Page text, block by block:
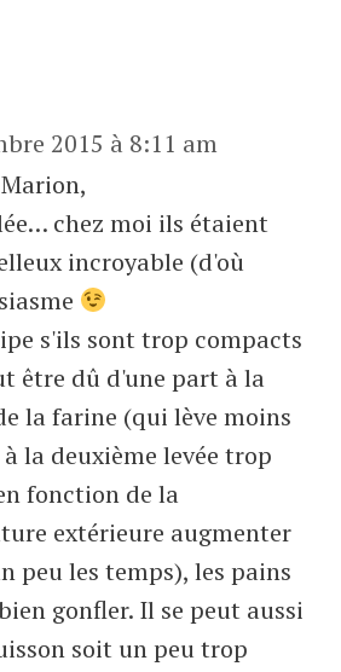
2015 à 8:11 am
chez moi ils étaient
incroyable (d'où
s'ils sont trop compacts
être dû d'une part à la
la farine (qui lève moins
la deuxième levée trop
fonction de la
extérieure augmenter
peu les temps), les pains
gonfler. Il se peut aussi
soit un peu trop